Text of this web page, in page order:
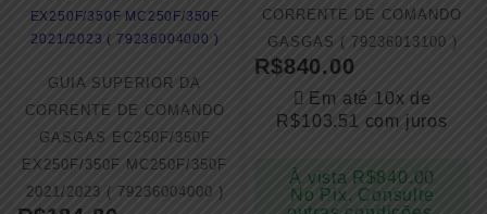
GUIA SUPERIOR DA
CORRENTE DE COMANDO
GASGAS EC250F/350F
EX250F/350F MC250F/350F
2021/2023 ( 79236004000 )
CORRENTE DE COMANDO
GASGAS ( 79236013100 )
R$840.00
Em até 10x de
R$103.51 com juros
À vista R$840.00
No Pix. Consulte